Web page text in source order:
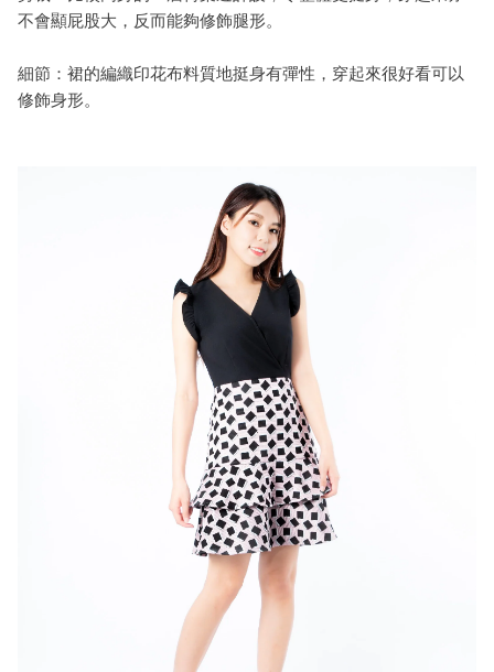
不會顯屁股大，反而能夠修飾腿形。
細節：裙的編織印花布料質地挺身有彈性，穿起來很好看可以
修飾身形。